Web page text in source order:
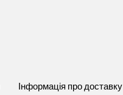
Інформація про доставку